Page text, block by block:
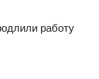
работу